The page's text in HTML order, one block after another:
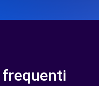
frequenti